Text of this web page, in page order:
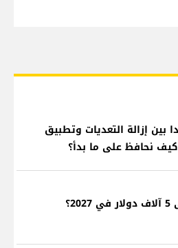
بين إزالة التعديات وتطبيق
كيف نحافظ على ما بدأ؟